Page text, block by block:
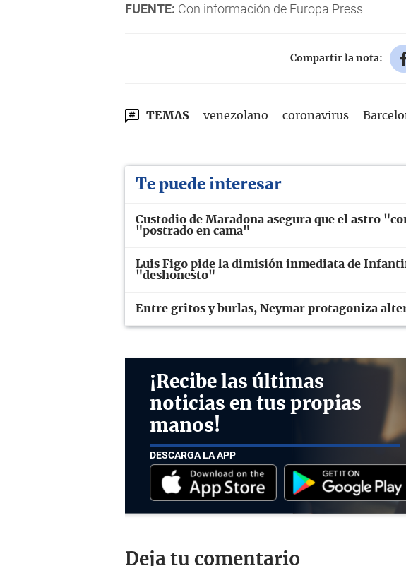
FUENTE: Con información de Europa Press
Compartir la nota:
TEMAS venezolano coronavirus
Te puede interesar
Custodio de Maradona asegura que el astro
"postrado en cama"
Luis Figo pide la dimisión inmediata de
"deshonesto"
Entre gritos y burlas, Neymar protagoniza
¡Recibe las últimas
noticias en tus propias
manos!
DESCARGA LA APP
Deja tu comentario